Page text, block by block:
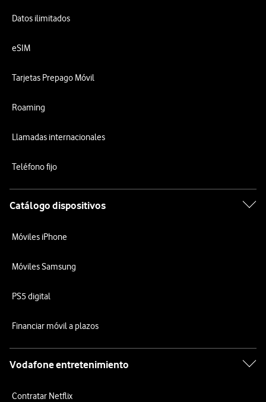
Datos ilimitados
eSIM
Tarjetas Prepago Móvil
Roaming
Llamadas internacionales
Teléfono fijo
Catálogo dispositivos
Móviles iPhone
Móviles Samsung
PS5 digital
Financiar móvil a plazos
Vodafone entretenimiento
Contratar Netflix